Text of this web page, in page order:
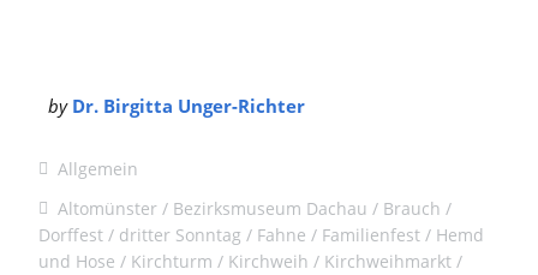
by Dr. Birgitta Unger-Richter
Allgemein
Altomünster
Bezirksmuseum Dachau
Brauch
Dorffest
dritter Sonntag Fahne Familienfest
Hemd
und Hose
Kirchturm Kirchweih
Kirchweihmarkt